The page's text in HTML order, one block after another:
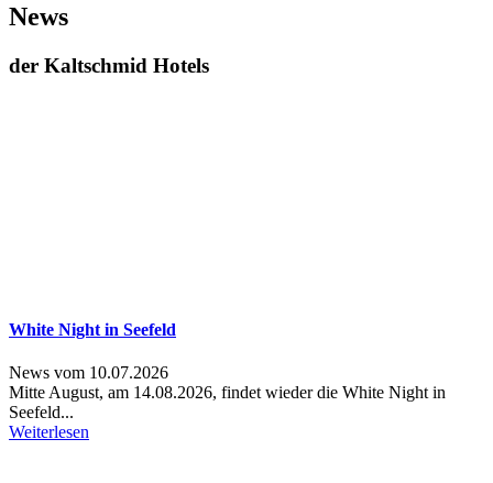
News
der Kaltschmid Hotels
White Night in Seefeld
News vom 10.07.2026
Mitte August, am 14.08.2026, findet wieder die White Night in
Seefeld...
Weiterlesen